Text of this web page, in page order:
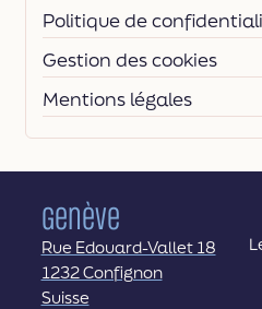
Politique de
Gestion des cookies
Mentions légales
Genève
Rue Edouard-Vallet 18
1232 Confignon
Suisse